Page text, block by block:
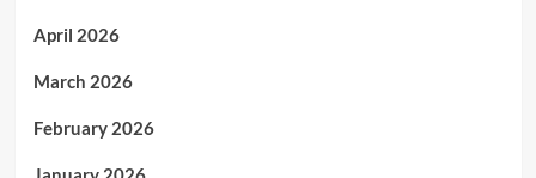
April 2026
March 2026
February 2026